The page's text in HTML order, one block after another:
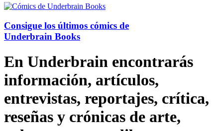
Consigue los últimos cómics de
Underbrain Books
En Underbrain encontrarás
información, artículos,
entrevistas, reportajes, crítica,
reseñas y crónicas de arte,